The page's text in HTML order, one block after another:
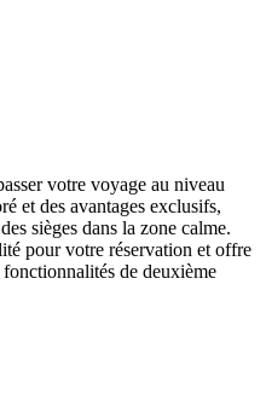
votre voyage au niveau
et des avantages exclusifs,
sièges dans la zone calme.
pour votre réservation et offre
de deuxième